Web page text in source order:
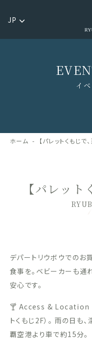
JP
イ
ホーム 【パレットくもじで
【パレット
デパートリウボウでのお
食事を。ベビーカーも通
安心です。
🍸 Access & Location ゆ
トくもじ2F）。 雨の日も
覇空港より車で約15分。